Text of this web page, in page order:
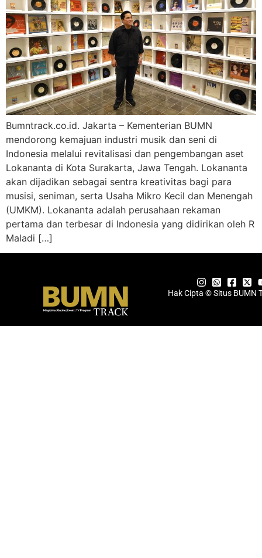
Bumntrack.co.id. Jakarta – Kementerian BUMN
mendorong kemajuan industri musik dan seni di
Indonesia melalui revitalisasi dan pengembangan aset
Lokananta di Kota Surakarta, Jawa Tengah. Lokananta
akan dijadikan sebagai sentra kreativitas bagi para
musisi, seniman, serta Usaha Mikro Kecil dan Menengah
(UMKM). Lokananta adalah perusahaan rekaman
pertama dan terbesar di Indonesia yang didirikan oleh R
Maladi […]
Hak Cipta © Situs BUMN